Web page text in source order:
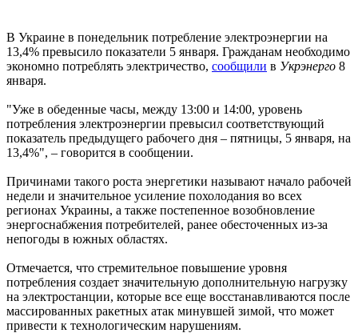
В Украине в понедельник потребление электроэнергии на
13,4% превысило показатели 5 января. Гражданам необходимо
экономно потреблять электричество, сообщили в Укрэнерго 8
января.
"Уже в обеденные часы, между 13:00 и 14:00, уровень
потребления электроэнергии превысил соответствующий
показатель предыдущего рабочего дня – пятницы, 5 января, на
13,4%", – говорится в сообщении.
Причинами такого роста энергетики называют начало рабочей
недели и значительное усиление похолодания во всех
регионах Украины, а также постепенное возобновление
энергоснабжения потребителей, ранее обесточенных из-за
непогоды в южных областях.
Отмечается, что стремительное повышение уровня
потребления создает значительную дополнительную нагрузку
на электростанции, которые все еще восстанавливаются после
массированных ракетных атак минувшей зимой, что может
привести к технологическим нарушениям.